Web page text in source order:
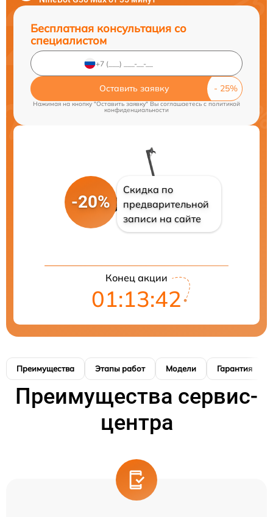
Бесплатная консультация со
специалистом
Оставить заявку
Нажимая на кнопку "Оставить заявку" Вы соглашаетесь c политикой
конфиденциальности
-20%
Скидка по
предварительной
записи на сайте
Конец акции
01:13:41
Преимущества Этапы работ Модели Гарантия
Преимущества сервис-
центра